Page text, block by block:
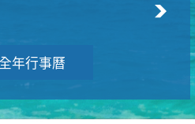
年行事曆